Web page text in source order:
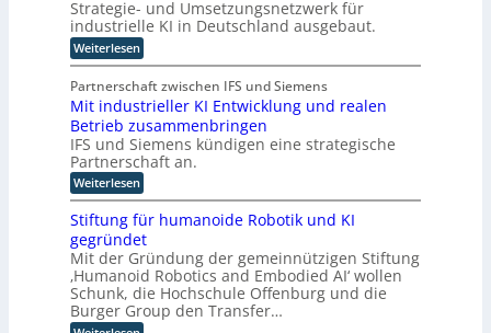
g
u
n
k
ü
n
s
t
l
i
c
h
e
r
I
n
i
m
m
t
i
n
d
e
r
D
A
C
H
-
I
n
d
m
K
I
d
i
e
D
a
r
k
a
c
t
o
r
y
Strategie- und Umsetzungsnetzwerk für
industrielle KI in Deutschland ausgebaut.
Weiterlesen:
P
a
t
t
f
o
r
m
I
n
d
u
s
t
r
i
e
Partnerschaft zwischen IFS und Siemens
Mit industrieller KI Entwicklung und realen
Betrieb zusammenbringen
IFS und Siemens kündigen eine strategische
Partnerschaft an.
Weiterlesen:
M
i
t
i
n
d
u
s
t
Stiftung für humanoide Robotik und KI
gegründet
Mit der Gründung der gemeinnützigen Stiftung
‚Humanoid Robotics and Embodied AI‘ wollen
Schunk, die Hochschule Offenburg und die
Burger Group den Transfer…